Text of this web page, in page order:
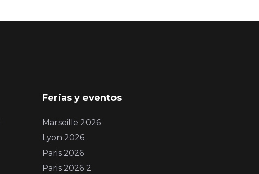
Ferias y eventos
Marseille 2026
Lyon 2026
Paris 2026
Paris 2026 2